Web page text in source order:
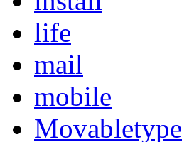
life
mail
mobile
Movabletype